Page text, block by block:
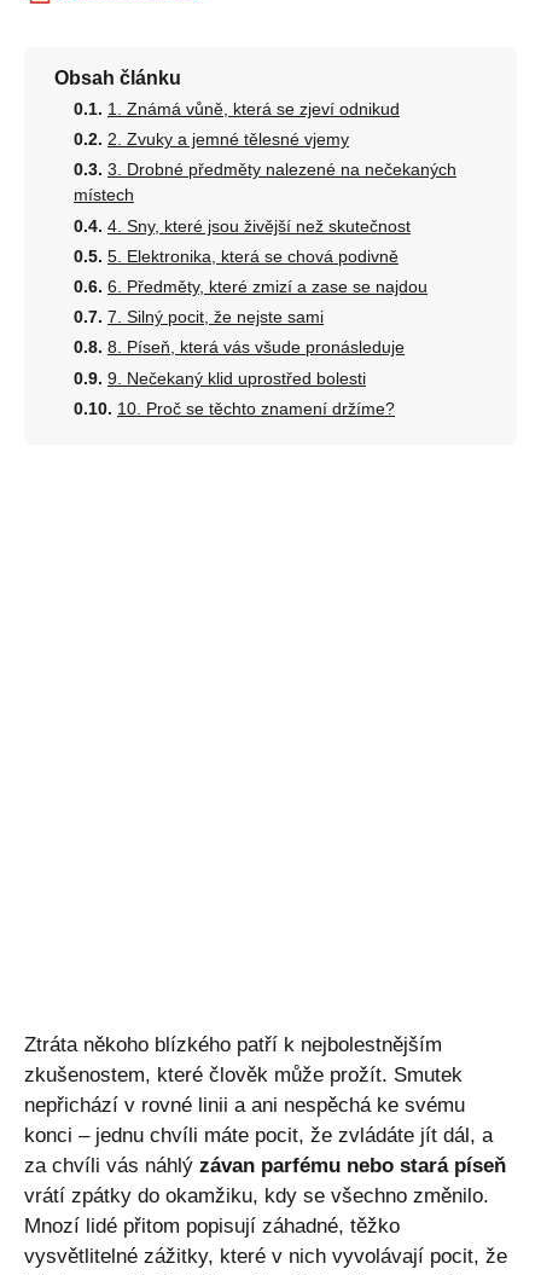
Obsah článku
1. Známá vůně, která se zjeví odnikud
2. Zvuky a jemné tělesné vjemy
3. Drobné předměty nalezené na nečekaných
místech
4. Sny, které jsou živější než skutečnost
5. Elektronika, která se chová podivně
6. Předměty, které zmizí a zase se najdou
7. Silný pocit, že nejste sami
8. Píseň, která vás všude pronásleduje
9. Nečekaný klid uprostřed bolesti
10. Proč se těchto znamení držíme?
Ztráta někoho blízkého patří k nejbolestnějším
zkušenostem, které člověk může prožít. Smutek
nepřichází v rovné linii a ani nespěchá ke svému
konci – jednu chvíli máte pocit, že zvládáte jít dál, a
za chvíli vás náhlý závan parfému nebo stará píseň
vrátí zpátky do okamžiku, kdy se všechno změnilo.
Mnozí lidé přitom popisují záhadné, těžko
vysvětlitelné zážitky, které v nich vyvolávají pocit, že